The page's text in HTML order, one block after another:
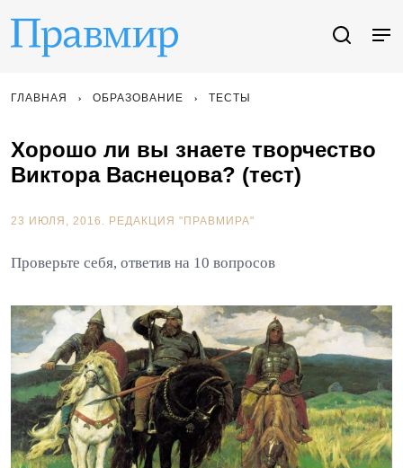
ГЛАВНАЯ ОБРАЗОВАНИЕ ТЕСТЫ
Хорошо ли вы знаете творчество
Виктора Васнецова? (тест)
23 ИЮЛЯ, 2016. РЕДАКЦИЯ "ПРАВМИРА"
Проверьте себя, ответив на 10 вопросов